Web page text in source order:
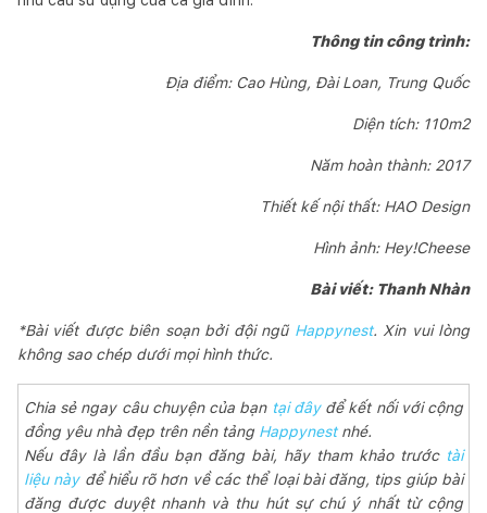
Thông tin công trình:
Địa điểm: Cao Hùng, Đài Loan, Trung Quốc
Diện tích: 110m2
Năm hoàn thành: 2017
Thiết kế nội thất: HAO Design
Hình ảnh: Hey!Cheese
Bài viết: Thanh Nhàn
*Bài viết được biên soạn bởi đội ngũ Happynest. Xin vui lòng
không sao chép dưới mọi hình thức.
Chia sẻ ngay câu chuyện của bạn tại đâyđể kết nối với cộng
đồng yêu nhà đẹp trên nền tảng Happynestnhé.
Nếu đây là lần đầu bạn đăng bài, hãy tham khảo trướctài
liệu nàyđể hiểu rõ hơn về các thể loại bài đăng, tips giúp bài
đăng được duyệt nhanh và thu hút sự chú ý nhất từ cộng